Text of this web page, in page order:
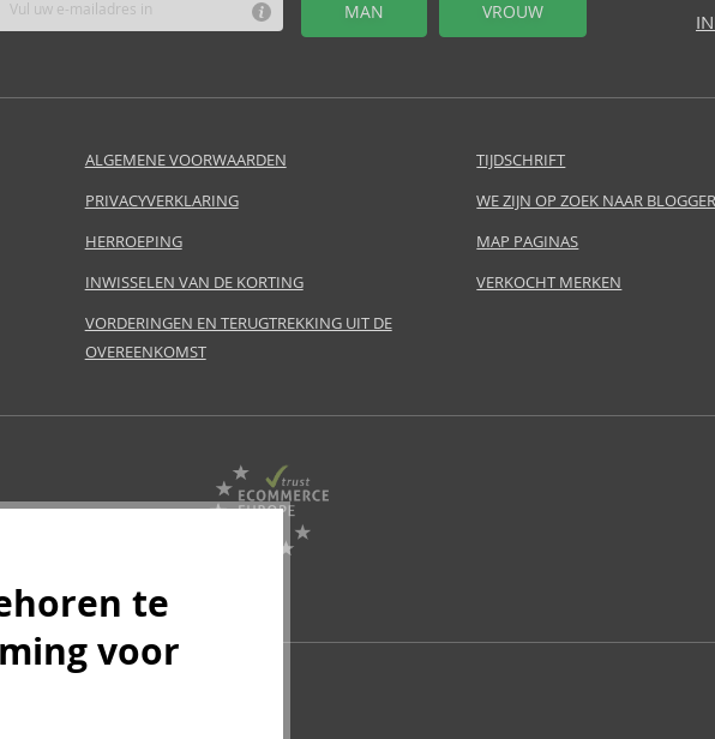
MAN VROUW
ALGEMENE VOORWAARDEN
PRIVACYVERKLARING
HERROEPING
INWISSELEN VAN DE KORTING
VORDERINGEN EN TERUGTREKKING UIT DE
OVEREENKOMST
TIJDSCHRIFT
WE ZIJN OP ZOEK NAAR
MAP PAGINAS
VERKOCHT MERKEN
te
voor